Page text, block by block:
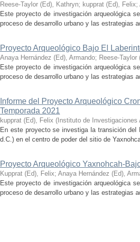
Reese-Taylor (Ed), Kathryn; kupprat (Ed), Felix;
Este proyecto de investigación arqueológica
proceso de desarrollo urbano y las estrategias
Proyecto Arqueológico Bajo El
Anaya Hernández (Ed), Armando; Reese-
Este proyecto de investigación arqueológica
proceso de desarrollo urbano y las estrategias
Informe del Proyecto Arqueológico
Temporada 2021
kupprat (Ed), Felix ( Instituto de
En este proyecto se investiga la transición
d.C.) en el centro de poder del sitio de
Proyecto Arqueológico Yaxnohcah-
Kupprat (Ed), Felix; Anaya Hernández (Ed),
Este proyecto de investigación arqueológica
proceso de desarrollo urbano y las estrategias